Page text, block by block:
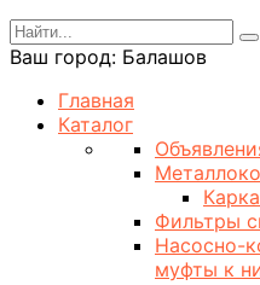
Ваш город: Балашов
Главная
Каталог
Фильтры
Насосно-
муфты к